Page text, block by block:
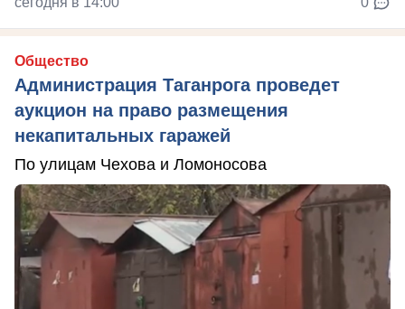
Общество
Администрация Таганрога проведет
аукцион на право размещения
некапитальных гаражей
По улицам Чехова и Ломоносова